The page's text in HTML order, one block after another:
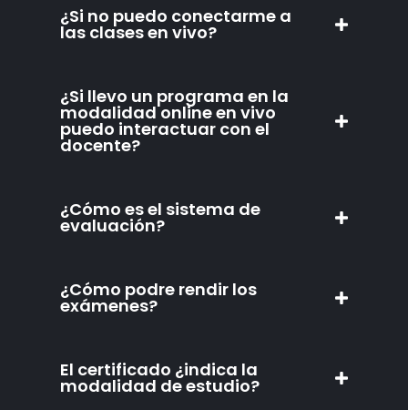
¿Si no puedo conectarme a
las clases en vivo?
¿Si llevo un programa en la
modalidad online en vivo
puedo interactuar con el
docente?
¿Cómo es el sistema de
evaluación?
¿Cómo podre rendir los
exámenes?
El certificado ¿indica la
modalidad de estudio?